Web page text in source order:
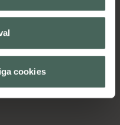
cookies